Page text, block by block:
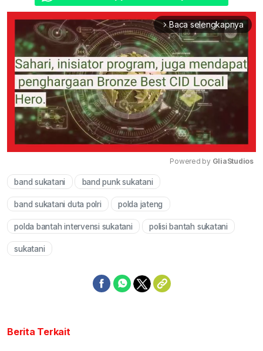
arrow_forward_ios Baca selengkapnya
Powered by GliaStudios
band sukatani band punk sukatani
band sukatani duta polri polda jateng
polda bantah intervensi sukatani polisi bantah sukatani
sukatani
Berita Terkait